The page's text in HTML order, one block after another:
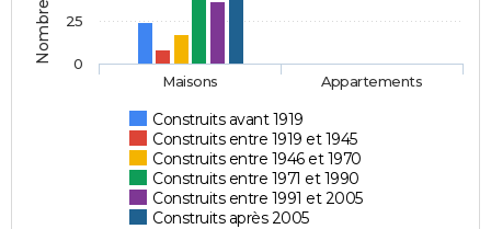
Construits avant 1919
Construits entre 1919 et 1945
Construits entre 1946 et 1970
Construits entre 1971 et 1990
Construits entre 1991 et 2005
Construits après 2005
Maisons Appartements
0
25